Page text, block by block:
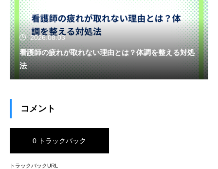
2026.08.03
看護師の疲れが取れない理由とは？体調を整える対処
法
コメント
0 トラックバック
トラックバックURL